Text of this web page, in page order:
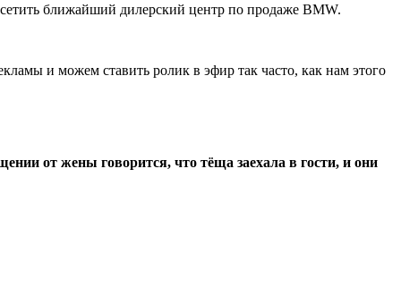
ближайший дилерский центр по продаже BMW.
и можем ставить ролик в эфир так часто, как нам этого
от жены говорится, что тёща заехала в гости, и они